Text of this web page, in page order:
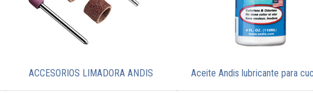
ACCESORIOS LIMADORA ANDIS Aceite Andis lubricante para